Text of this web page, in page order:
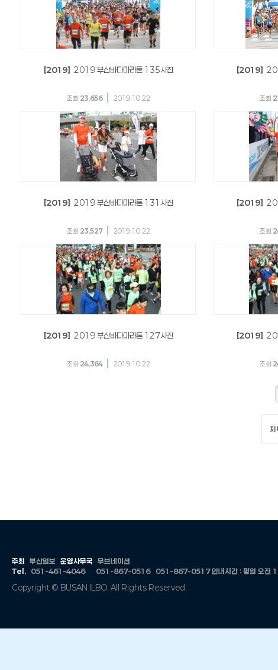
[2019] 2019 부산바다마라톤 135사진
조회 23,656 2019.10.22
[2019]
조회
[2019] 2019 부산바다마라톤 131사진
조회 23,527 2019.10.22
[2019]
조회
[2019] 2019 부산바다마라톤 127사진
조회 24,364 2019.10.22
[2019]
조회
조
주최 부산일보 운영사무국
무브네이션
Tel.
051-461-4046 051-867-0516 051-867-0517안내시간 : 평일 오
Copyright © BUSAN ILBO. All Rights Reserved.